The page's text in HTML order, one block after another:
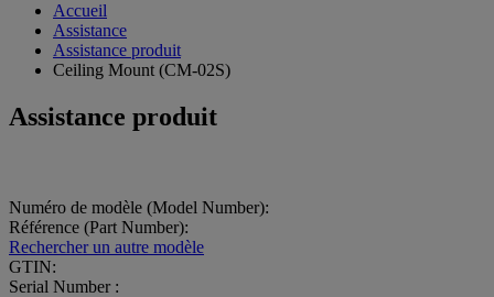
Accueil
Assistance
Assistance produit
Ceiling Mount (CM-02S)
Assistance produit
Numéro de modèle (Model Number):
Référence (Part Number):
Rechercher un autre modèle
GTIN:
Serial Number :